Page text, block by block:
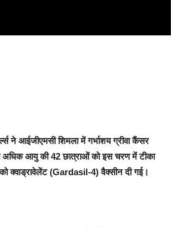
ने आईजीएमसी शिमला में गर्भाशय ग्रीवा कैंसर
आयु की 42 छात्राओं को इस चरण में टीका
क्वाड्रावेलेंट (Gardasil-4) वैक्सीन दी गई।